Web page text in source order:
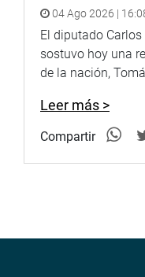
04 Ago 2026 |
El diputado Carlos
sostuvo hoy una
de la nación,
Leer más >
Compartir